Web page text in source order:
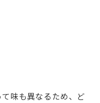
味も異なるため、ど